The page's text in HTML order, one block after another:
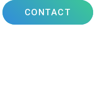
CONTACT